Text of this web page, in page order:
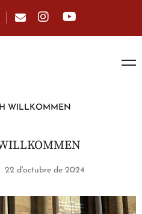
WILLKOMMEN
22 d'octubre de 2024